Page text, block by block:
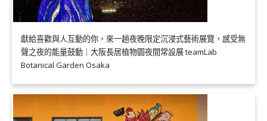
獻給喜歡與人互動的你，來一趟夜晚限定沉浸式藝術展覽，感受無
聲之夜的能量鼓動｜大阪長居植物園夜間常設展 teamLab
Botanical Garden Osaka